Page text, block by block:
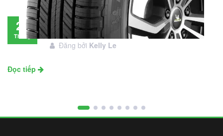
28
Tháng
Đánh giá lốp Michelin Primacy SUV: Đáng
đầu tư không?
Đăng bởi Kelly Le
Đọc tiếp